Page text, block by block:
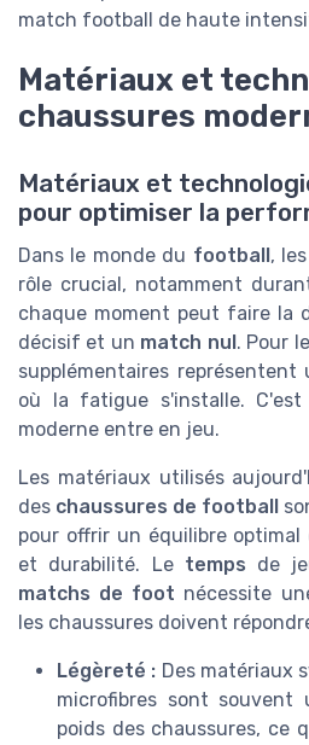
match football de haute
Matériaux et
chaussures
Matériaux et
pour optimiser la
Dans le monde du football , les
rôle crucial, notamment
chaque moment peut faire la
décisif et un match nul . Pour
supplémentaires représentent
où la fatigue s'installe.
moderne entre en jeu.
Les matériaux utilisés
des chaussures de football
pour offrir un équilibre
et durabilité. Le temps de
matchs de foot nécessite
les chaussures doivent
Légèreté : Des matériaux
microfibres sont souvent
poids des chaussures, ce